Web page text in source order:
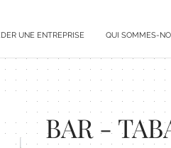
UNE ENTREPRISE QUI SOMMES-
BAR -